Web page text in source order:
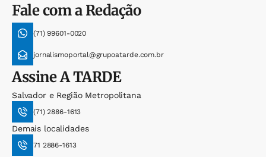
Fale com a Redação
(71) 99601-0020
jornalismoportal@grupoatarde.com.br
AssineA TARDE
Salvador e Região Metropolitana
(71) 2886-1613
Demais localidades
71 2886-1613